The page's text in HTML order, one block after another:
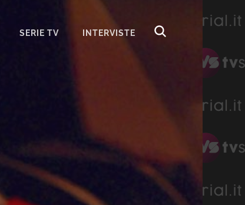
SERIE TV INTERVISTE